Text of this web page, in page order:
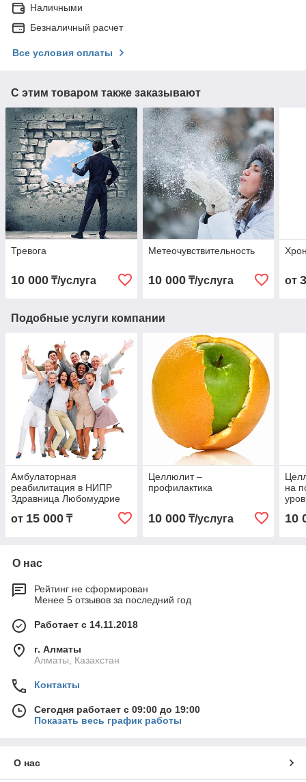
Наличными
Безналичный расчет
Все условия оплаты
С этим товаром также заказывают
Тревога
10 000 ₸/услуга
Метеочувствительность
10 000₸/услуга от
Подобные услуги компании
Амбулаторная
реабилитация в НИПР
Здравница Любомудрие
от 15 000 ₸
Целлюлит –
профилактика
10 000₸/услуга
на
10
О нас
Рейтинг не сформирован
Менее 5 отзывов за последний год
Работает с 14.11.2018
г. Алматы
Алматы, Казахстан
Контакты
Сегодня работает с 09:00 до 19:00
Показать весь график работы
О нас